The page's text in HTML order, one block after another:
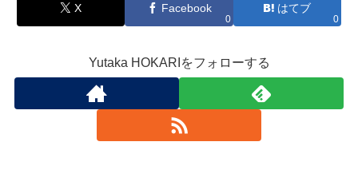
X Facebook
0
はてブ
0
Yutaka HOKARIをフォローする